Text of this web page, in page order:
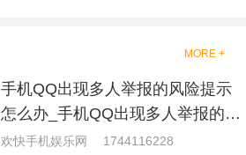
MORE +
手机QQ出现多人举报的风险提示
怎么办_手机QQ出现多人举报的风
险原因分析
欢快手机娱乐网 1744116228